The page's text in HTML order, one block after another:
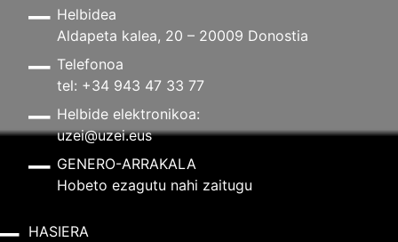
Helbidea
Aldapeta kalea, 20 – 20009 Donostia
Telefonoa
tel: +34 943 47 33 77
Helbide elektronikoa:
uzei@uzei.eus
GENERO-ARRAKALA
Hobeto ezagutu nahi zaitugu
HASIERA